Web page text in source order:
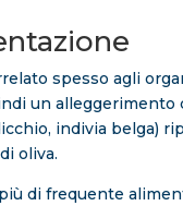
spesso agli
un alleggerimento
indivia belga)
oliva.
di frequente